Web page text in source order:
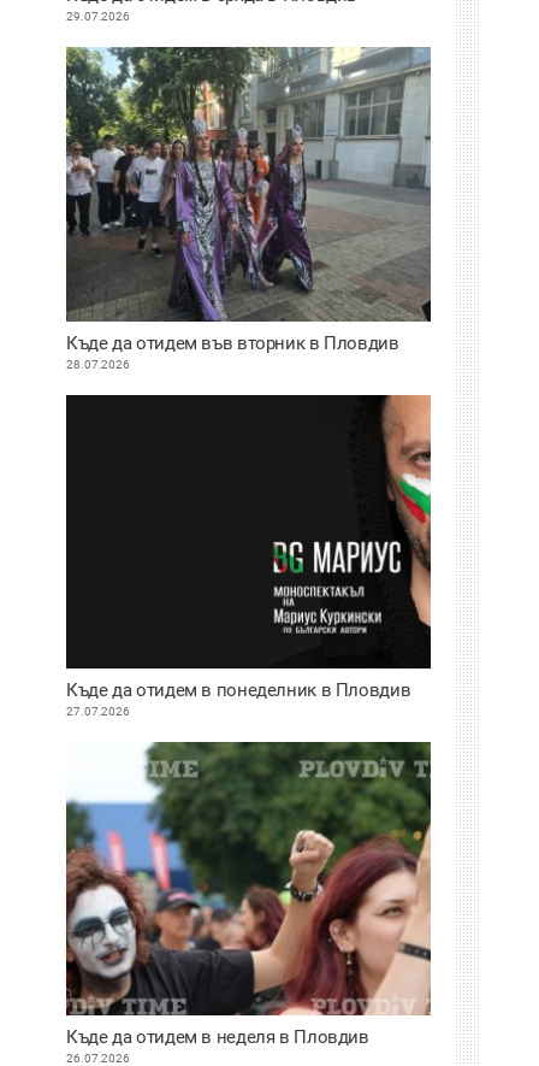
29.07.2026
Къде да отидем във вторник в Пловдив
28.07.2026
Къде да отидем в понеделник в Пловдив
27.07.2026
Къде да отидем в неделя в Пловдив
26.07.2026